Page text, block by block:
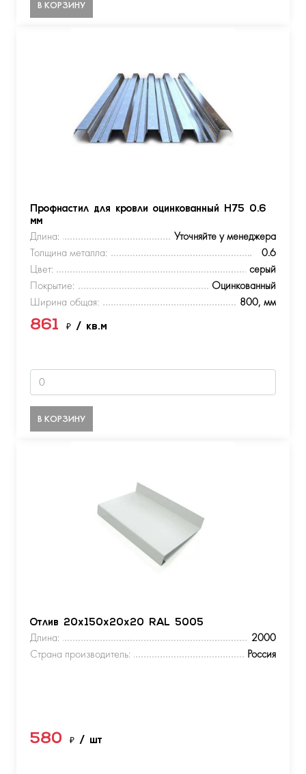
В КОРЗИНУ
Профнастил для кровли оцинкованный Н75 0.6
мм
Длина:
Уточняйте у менеджера
Толщина металла:
0.6
Цвет:
серый
Покрытие:
Оцинкованный
Ширина общая:
800, мм
861 ₽ / кв.м
В КОРЗИНУ
Отлив 20х150х20х20 RAL 5005
Длина:
2000
Страна производитель:
Россия
580 ₽ / шт